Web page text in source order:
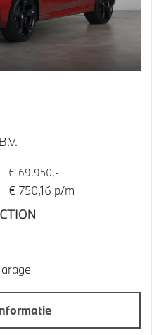
€ 69.950,-
€ 750,16 p/m